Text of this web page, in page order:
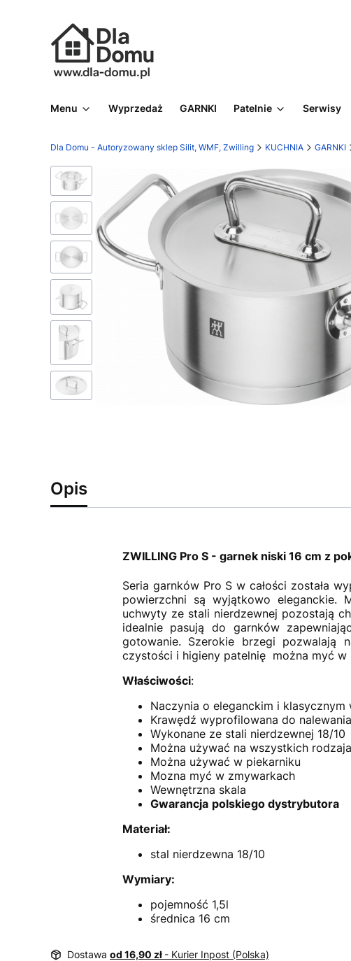
Menu Wyprzedaż GARNKI Patelnie Serwisy
Dla Domu - Autoryzowany sklep Silit, WMF, Zwilling KUCHNIA GARNKI
Opis
ZWILLING Pro S - garnek niski 16 cm z
Seria garnków Pro S w całości została
powierzchni są wyjątkowo eleganckie.
uchwyty ze stali nierdzewnej pozostają
idealnie pasują do garnków
gotowanie. Szerokie brzegi pozwalają
czystości i higieny patelnię można myć w
Właściwości:
Naczynia o eleganckim i klasycznym
Krawędź wyprofilowana do
Wykonane ze stali nierdzewnej 18/10
Można używać na wszystkich
Można używać w piekarniku
Mozna myć w zmywarkach
Wewnętrzna skala
Gwarancja polskiego dystrybutora
Materiał:
stal nierdzewna 18/10
Wymiary:
pojemność 1,5l
średnica 16 cm
Dostawa od 16,90 zł - Kurier Inpost (Polska)